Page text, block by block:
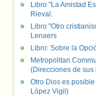
Libro "La Amistad
Rieval.
Libro "Otro
Lenaers
Libro: Sobre la
Metropolitan
(Direcciones de
Otro Dios es
López Vigil)